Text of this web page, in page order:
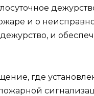
и о
и
где